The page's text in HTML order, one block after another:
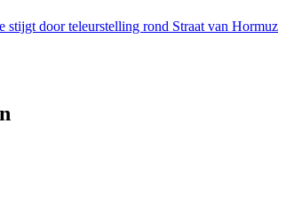
door teleurstelling rond Straat van Hormuz